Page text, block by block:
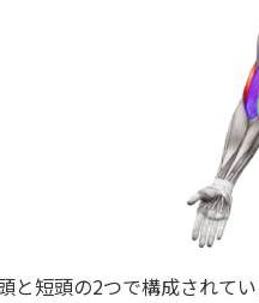
と短頭の2つで構成されて